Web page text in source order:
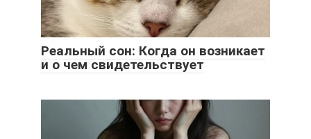
Реальный сон: Когда он возникает
и о чем свидетельствует